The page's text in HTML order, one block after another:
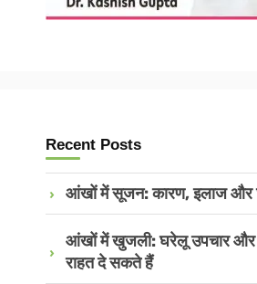
Recent Posts
आंखों में सूजन: कारण, इलाज और
आंखों में खुजली: घरेलू उपचार और
राहत दे सकते हैं